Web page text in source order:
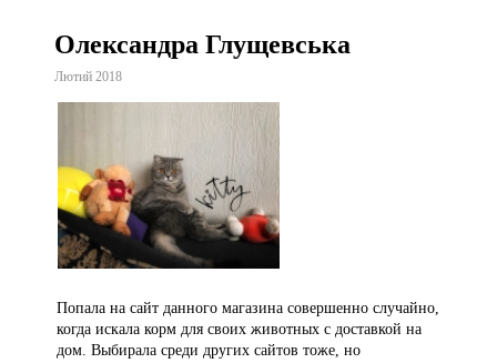
Олександра Глущевська
Лютий 2018
Попала на сайт данного магазина совершенно случайно,
когда искала корм для своих животных с доставкой на
дом. Выбирала среди других сайтов тоже, но